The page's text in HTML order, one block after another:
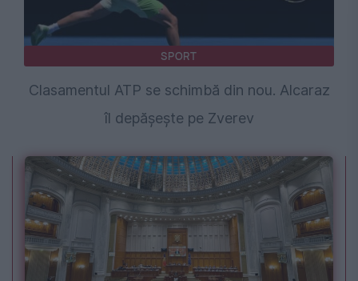
SPORT
Clasamentul ATP se schimbă din nou. Alcaraz
îl depășește pe Zverev